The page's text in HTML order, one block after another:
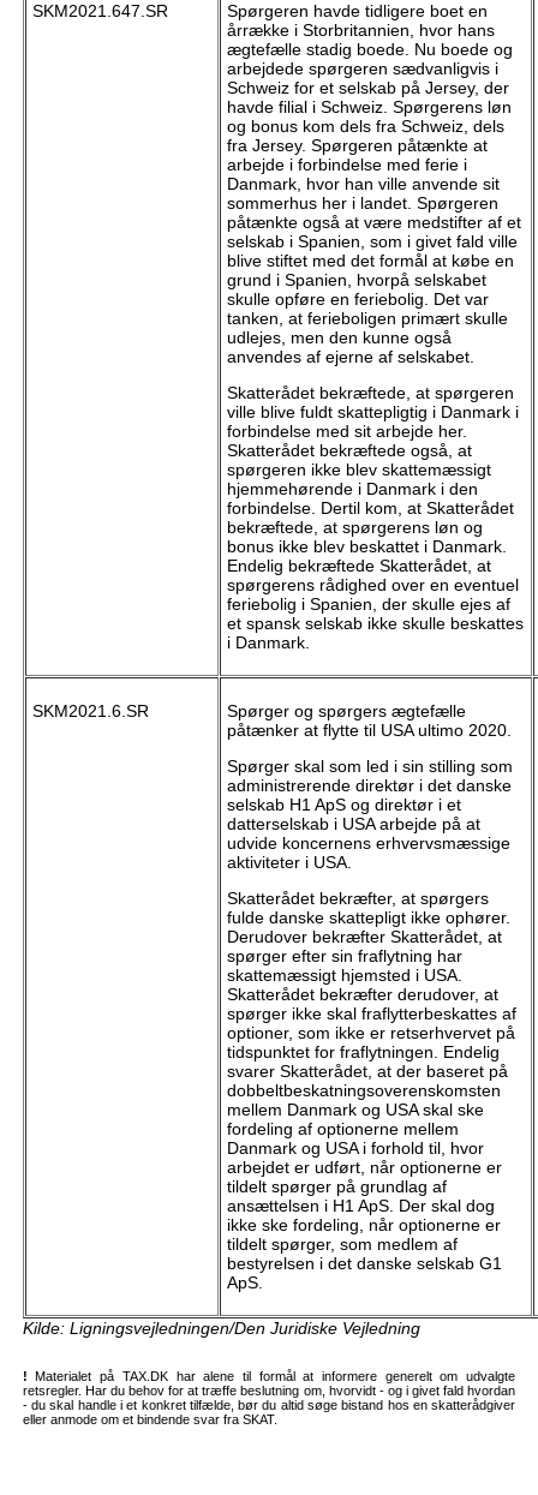
SKM2021.647.SR
Spørgeren havde tidligere boet en
årrække i Storbritannien, hvor hans
ægtefælle stadig boede. Nu boede og
arbejdede spørgeren sædvanligvis i
Schweiz for et selskab på Jersey, der
havde filial i Schweiz. Spørgerens løn
og bonus kom dels fra Schweiz, dels
fra Jersey. Spørgeren påtænkte at
arbejde i forbindelse med ferie i
Danmark, hvor han ville anvende sit
sommerhus her i landet. Spørgeren
påtænkte også at være medstifter af et
selskab i Spanien, som i givet fald ville
blive stiftet med det formål at købe en
grund i Spanien, hvorpå selskabet
skulle opføre en feriebolig. Det var
tanken, at ferieboligen primært skulle
udlejes, men den kunne også
anvendes af ejerne af selskabet.
Skatterådet bekræftede, at spørgeren
ville blive fuldt skattepligtig i Danmark i
forbindelse med sit arbejde her.
Skatterådet bekræftede også, at
spørgeren ikke blev skattemæssigt
hjemmehørende i Danmark i den
forbindelse. Dertil kom, at Skatterådet
bekræftede, at spørgerens løn og
bonus ikke blev beskattet i Danmark.
Endelig bekræftede Skatterådet, at
spørgerens rådighed over en eventuel
feriebolig i Spanien, der skulle ejes af
et spansk selskab ikke skulle beskattes
i Danmark.
SKM2021.6.SR
Spørger og spørgers ægtefælle
påtænker at flytte til USA ultimo 2020.
Spørger skal som led i sin stilling som
administrerende direktør i det danske
selskab H1 ApS og direktør i et
datterselskab i USA arbejde på at
udvide koncernens erhvervsmæssige
aktiviteter i USA.
Skatterådet bekræfter, at spørgers
fulde danske skattepligt ikke ophører.
Derudover bekræfter Skatterådet, at
spørger efter sin fraflytning har
skattemæssigt hjemsted i USA.
Skatterådet bekræfter derudover, at
spørger ikke skal fraflytterbeskattes af
optioner, som ikke er retserhvervet på
tidspunktet for fraflytningen. Endelig
svarer Skatterådet, at der baseret på
dobbeltbeskatningsoverenskomsten
mellem Danmark og USA skal ske
fordeling af optionerne mellem
Danmark og USA i forhold til, hvor
arbejdet er udført, når optionerne er
tildelt spørger på grundlag af
ansættelsen i H1 ApS. Der skal dog
ikke ske fordeling, når optionerne er
tildelt spørger, som medlem af
bestyrelsen i det danske selskab G1
ApS.
Kilde: Ligningsvejledningen/Den Juridiske Vejledning
! Materialet på TAX.DK har alene til formål at informere generelt om udvalgte
retsregler. Har du behov for at træffe beslutning om, hvorvidt - og i givet fald hvordan
- du skal handle i et konkret tilfælde, bør du altid søge bistand hos en skatterådgiver
eller anmode om et bindende svar fra SKAT.